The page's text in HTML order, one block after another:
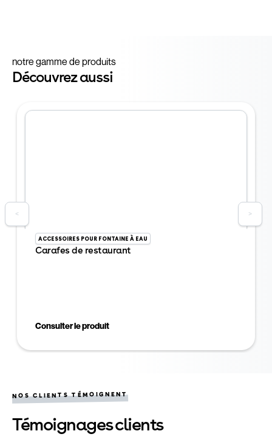
notre gamme de produits
Découvrez aussi
ACCESSOIRES POUR FONTAINE À EAU
Carafes de restaurant
Consulter le produit
< >
NOS CLIENTS TÉMOIGNENT
Témoignages clients